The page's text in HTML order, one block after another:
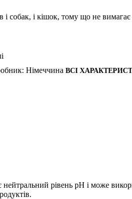
і собак, і кішок, тому що не
Німеччина ВСІ
рівень pH і може